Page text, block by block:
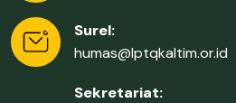
Surel:
humas@lptqkaltim.or.id
Sekretariat: